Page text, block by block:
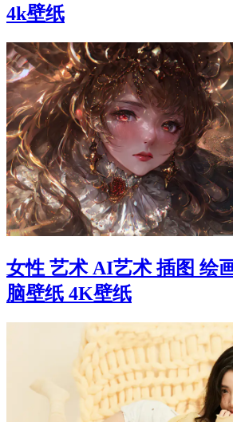
4k壁纸
女性 艺术 AI艺术 插图 绘
脑壁纸 4K壁纸